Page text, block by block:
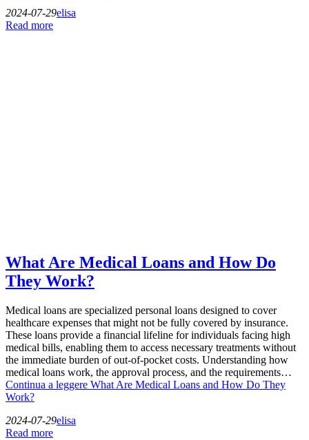
2024-07-29elisa
Read more
What Are Medical Loans and How Do
They Work?
Medical loans are specialized personal loans designed to cover
healthcare expenses that might not be fully covered by insurance.
These loans provide a financial lifeline for individuals facing high
medical bills, enabling them to access necessary treatments without
the immediate burden of out-of-pocket costs. Understanding how
medical loans work, the approval process, and the requirements…
Continua a leggere What Are Medical Loans and How Do They
Work?
2024-07-29elisa
Read more